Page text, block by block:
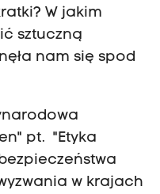
W jakim
sztuczną
nam się spod
pt. "Etyka
w krajach